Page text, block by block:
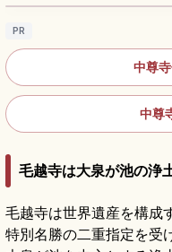
PR
中尊
中尊
毛越寺は大泉が池の浄
毛越寺は世界遺産を構成
特別名勝の二重指定を受